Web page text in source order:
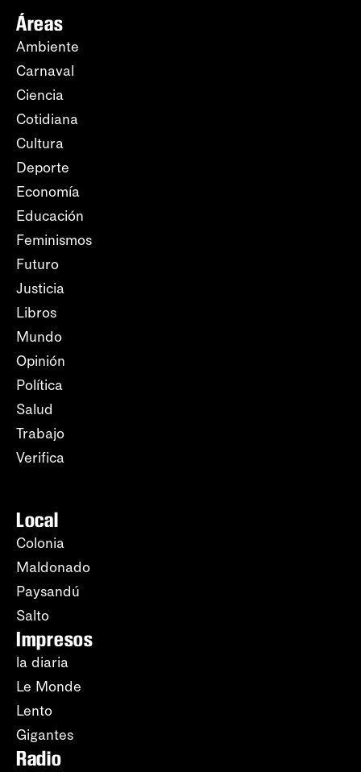
Áreas
Ambiente
Carnaval
Ciencia
Cotidiana
Cultura
Deporte
Economía
Educación
Feminismos
Futuro
Justicia
Libros
Mundo
Opinión
Política
Salud
Trabajo
Verifica
Local
Colonia
Maldonado
Paysandú
Salto
Impresos
la diaria
Le Monde
Lento
Gigantes
Radio